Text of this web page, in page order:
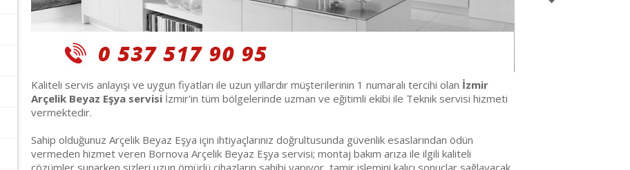
Kaliteli servis anlayışı ve uygun fiyatları ile uzun yıllardır müşterilerinin 1 numaralı tercihi olan İzmir
Arçelik Beyaz Eşya servisi İzmir'in tüm bölgelerinde uzman ve eğitimli ekibi ile Teknik servisi hizmeti
vermektedir.
Sahip olduğunuz Arçelik Beyaz Eşya için ihtiyaçlarınız doğrultusunda güvenlik esaslarından ödün
vermeden hizmet veren Bornova Arçelik Beyaz Eşya servisi; montaj bakım arıza ile ilgili kaliteli
çözümler sunarken sizleri uzun ömürlü cihazların sahibi yapıyor, tamir işlemini kalıcı sonuçlar sağlayacak